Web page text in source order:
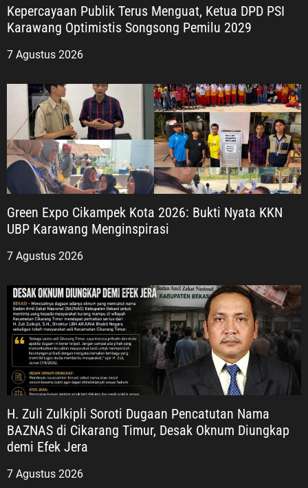
Kepercayaan Publik Terus Menguat, Ketua DPD PSI
Karawang Optimistis Songsong Pemilu 2029
7 Agustus 2026
Green Expo Cikampek Kota 2026: Bukti Nyata KKN
UBP Karawang Menginspirasi
7 Agustus 2026
H. Zuli Zulkipli Soroti Dugaan Pencatutan Nama
BAZNAS di Cikarang Timur, Desak Oknum Diungkap
demi Efek Jera
7 Agustus 2026